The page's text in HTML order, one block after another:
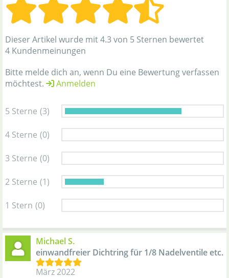
Dieser Artikel wurde mit 4.3 von 5 Sternen bewertet
4 Kundenmeinungen
Bitte melde dich an, wenn Du eine Bewertung verfassen
möchtest.
Anmelden
5 Sterne (3)
4 Sterne (0)
3 Sterne (0)
2 Sterne (1)
1 Stern (0)
Michael S.
einwandfreier Dichtring für 1/8 Nadelventile etc.
März 2022